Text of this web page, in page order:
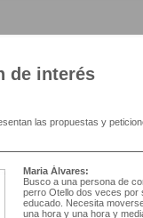
de interés
las propuestas y
Maria Álvares:
Busco a una persona de
perro Otello dos veces por
educado. Necesita
una hora y una hora y